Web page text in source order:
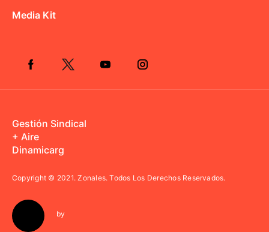
Media Kit
Gestión Sindical
+ Aire
Dinamicarg
Copyright © 2021.Zonales. Todos Los Derechos Reservados.
by